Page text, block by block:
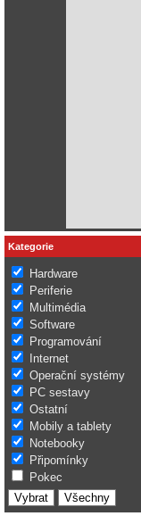
Kategorie
Hardware
Periferie
Multimédia
Software
Programování
Internet
Operační systémy
PC sestavy
Ostatní
Mobily a tablety
Notebooky
Připomínky
Pokec